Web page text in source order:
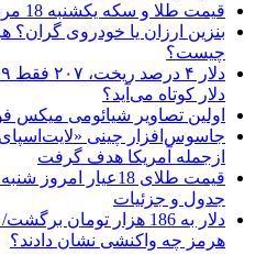
قیمت طلا و سکه یکشنبه 18 مرداد+ جدول
بنزین ارزان یا خودروی
چیست؟
دلار کوتاه می‌آید؟
اولین تصاویر شیائومی میکس فولد ۵
ازجمله آمریکا هدف گرفت
جدول و جزئیات
دلار به 186 هزار تومان
هرمز چه واکنشی نشان دادند؟